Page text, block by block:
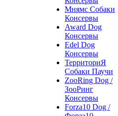
Мнямс Собаки
Консервы
Award Dog
Консервы
Edel Dog
Консервы
ТерриториЯ
Собаки Паучи
ZooRing Dog /
ЗооРинг
Консервы
Forza10 Dog /